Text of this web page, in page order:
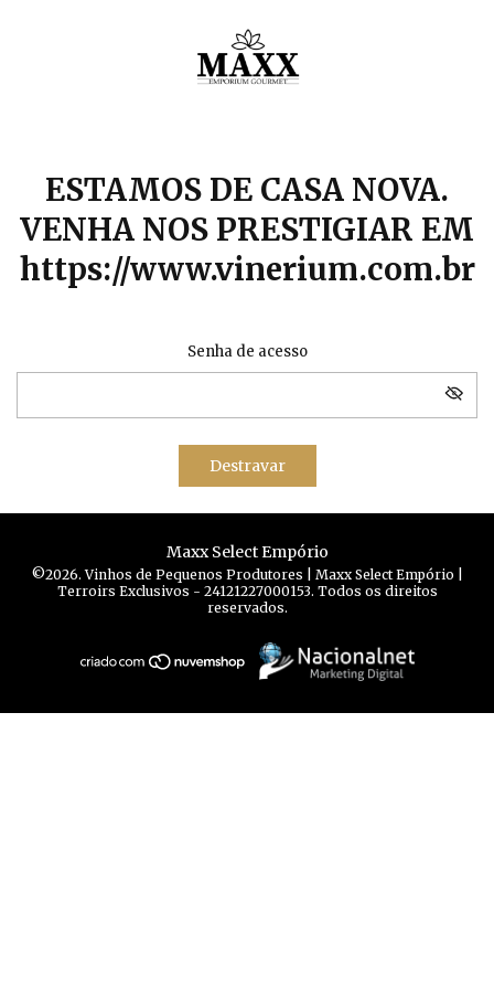
ESTAMOS DE CASA NOVA.
VENHA NOS PRESTIGIAR EM
https://www.vinerium.com.br
Senha de acesso
Destravar
Maxx Select Empório
©2026. Vinhos de Pequenos Produtores | Maxx Select Empório |
Terroirs Exclusivos - 24121227000153. Todos os direitos
reservados.